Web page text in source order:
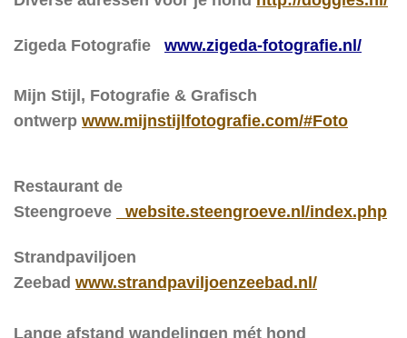
Zigeda Fotografie www.zigeda-fotografie.nl/
Mijn Stijl, Fotografie & Grafisch
ontwerp www.mijnstijlfotografie.com/#Foto
Restaurant de
Steengroeve
website.steengroeve.nl/index.php
Strandpaviljoen
Zeebad www.strandpaviljoenzeebad.nl/
Lange afstand wandelingen mét hond